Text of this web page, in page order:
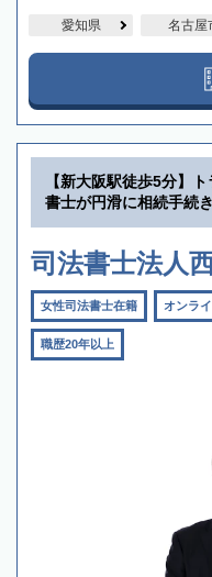
愛知県 名古屋
【新大阪駅徒歩5分】
書士が円滑に相続手続
司法書士法人
女性司法書士在籍 オンラ
職歴20年以上